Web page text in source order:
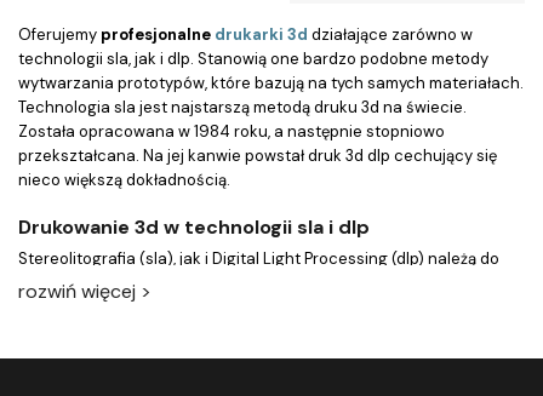
Oferujemy profesjonalne drukarki 3d działające zarówno w
technologii sla, jak i dlp. Stanowią one bardzo podobne metody
wytwarzania prototypów, które bazują na tych samych materiałach.
Technologia sla jest najstarszą metodą druku 3d na świecie.
Została opracowana w 1984 roku, a następnie stopniowo
przekształcana. Na jej kanwie powstał druk 3d dlp cechujący się
nieco większą dokładnością.
Drukowanie 3d w technologii sla i dlp
Stereolitografia (sla), jak i Digital Light Processing (dlp) należą do
grupy technik wykorzystujących proces fotopolimeryzacji.
Drukowany obiekt powstaje na skutek utwardzania
rozwiń więcej >